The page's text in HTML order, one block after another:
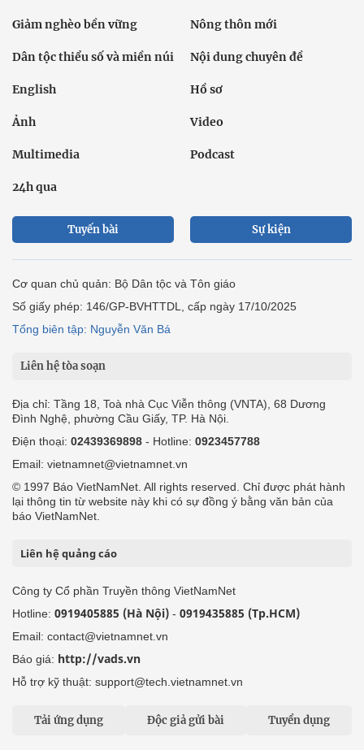
Giảm nghèo bền vững Nông thôn mới
Dân tộc thiểu số và miền núi Nội dung chuyên đề
English Hồ sơ
Ảnh Video
Multimedia Podcast
24h qua
Tuyến bài Sự kiện
Cơ quan chủ quản: Bộ Dân tộc và Tôn giáo
Số giấy phép: 146/GP-BVHTTDL, cấp ngày 17/10/2025
Tổng biên tập: Nguyễn Văn Bá
Liên hệ tòa soạn
Địa chỉ: Tầng 18, Toà nhà Cục Viễn thông (VNTA), 68 Dương
Đình Nghệ, phường Cầu Giấy, TP. Hà Nội.
Điện thoại: 02439369898 - Hotline: 0923457788
Email: vietnamnet@vietnamnet.vn
© 1997 Báo VietNamNet. All rights reserved. Chỉ được phát hành
lại thông tin từ website này khi có sự đồng ý bằng văn bản của
báo VietNamNet.
Liên hệ quảng cáo
Công ty Cổ phần Truyền thông VietNamNet
Hotline: 0919405885 (Hà Nội) - 0919435885 (Tp.HCM)
Email: contact@vietnamnet.vn
Báo giá: http://vads.vn
Hỗ trợ kỹ thuật: support@tech.vietnamnet.vn
Tải ứng dụng Độc giả gửi bài Tuyển dụng